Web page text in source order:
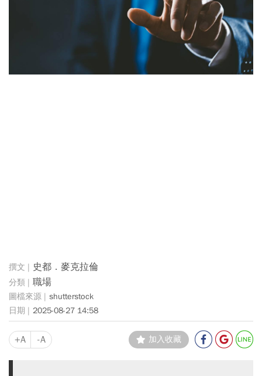
史都．麥克拉倫
職場
shutterstock
2025-08-27 14:58
+A -A 加入收藏